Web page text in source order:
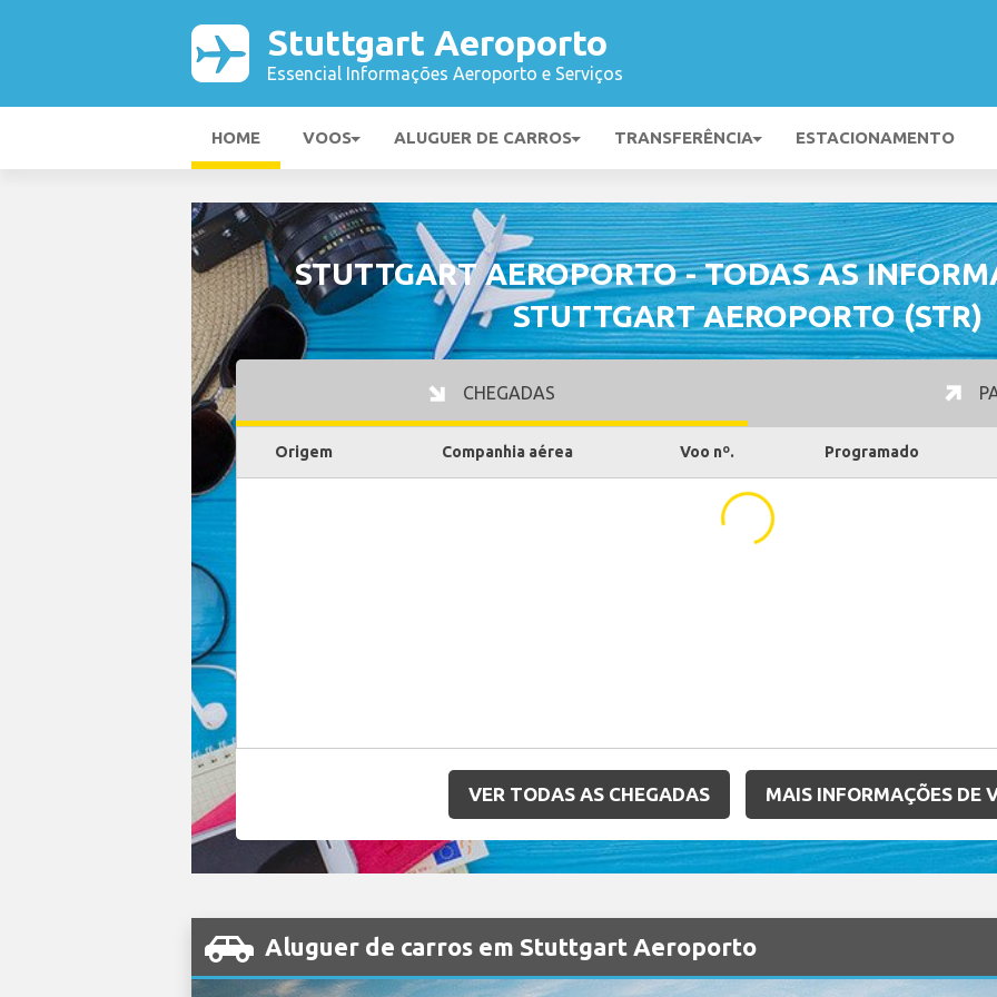
Stuttgart Aeroporto
Essencial Informações Aeroporto e Serviços
HOME VOOS ALUGUER DE CARROS TRANSFERÊNCIA ESTACIONAMENTO
STUTTGART AEROPORTO - TODAS AS
STUTTGART AEROPORTO (STR)
CHEGADAS
Origem Companhia aérea Voo nº. Programado
...
VER TODAS AS CHEGADAS MAIS INFORMAÇÕES DE
Aluguer de carros em Stuttgart Aeroporto